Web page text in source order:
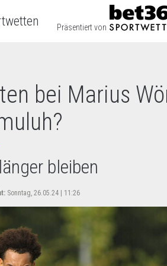
Präsentiert von
bei Marius
bleiben
Sonntag, 26.05.24 | 11:26